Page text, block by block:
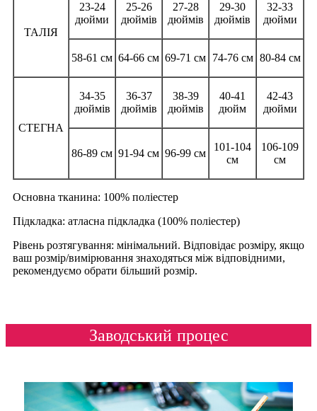
ТАЛІЯ
23-24
дюйми
25-26
дюймів
27-28
дюймів
29-30
дюймів
32-33
дюйми
58-61 см 64-66 см 69-71 см 74-76 см 80-84 см
СТЕГНА
34-35
дюймів
36-37
дюймів
38-39
дюймів
40-41
дюйм
42-43
дюйми
86-89 см 91-94 см 96-99 см
101-104
см
106-109
см
Основна тканина: 100% поліестер
Підкладка: атласна підкладка (100% поліестер)
Рівень розтягування: мінімальний. Відповідає розміру, якщо
ваш розмір/вимірювання знаходяться між відповідними,
рекомендуємо обрати більший розмір.
Заводський процес